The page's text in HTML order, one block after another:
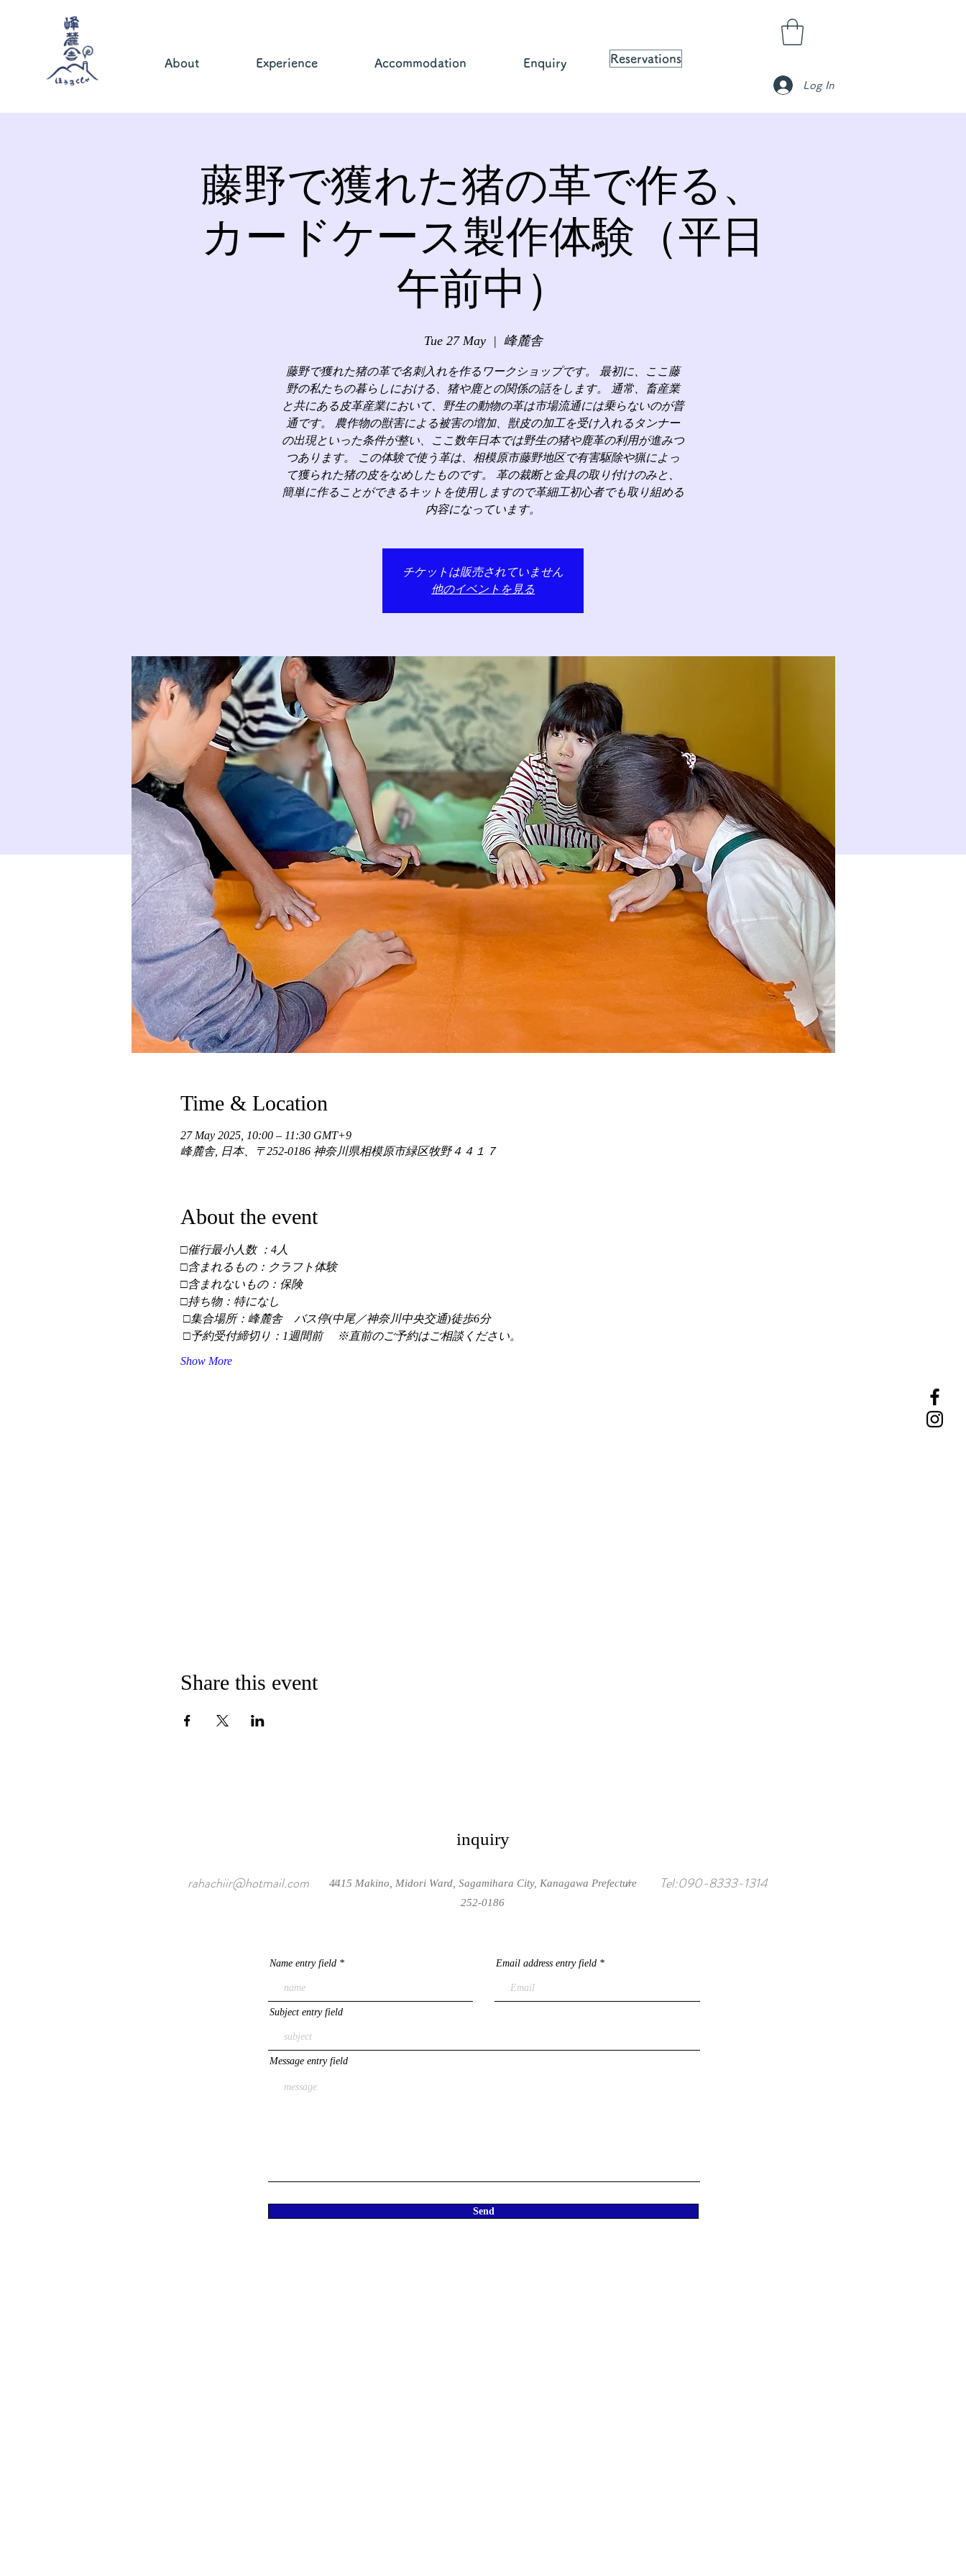
About Experience Accommodation Enquiry Reservations
Log In
藤野で獲れた猪の革で作る、
カードケース製作体験（平日
午前中）
Tue 27 May
  |
峰麓舎
藤野で獲れた猪の革で名刺入れを作るワークショップです。 最初に、ここ藤
野の私たちの暮らしにおける、猪や鹿との関係の話をします。 通常、畜産業
と共にある皮革産業において、野生の動物の革は市場流通には乗らないのが普
通です。 農作物の獣害による被害の増加、獣皮の加工を受け入れるタンナー
の出現といった条件が整い、ここ数年日本では野生の猪や鹿革の利用が進みつ
つあります。 この体験で使う革は、相模原市藤野地区で有害駆除や猟によっ
て獲られた猪の皮をなめしたものです。 革の裁断と金具の取り付けのみと、
簡単に作ることができるキットを使用しますので革細工初心者でも取り組める
内容になっています。
チケットは販売されていません
他のイベントを見る
Time & Location
27 May 2025, 10:00 – 11:30 GMT+9
峰麓舎, 日本、〒252-0186 神奈川県相模原市緑区牧野４４１７
About the event
□催行最小人数 ：4人
□含まれるもの：クラフト体験
□含まれないもの：保険
□持ち物：特になし
□集合場所：峰麓舎　バス停(中尾／神奈川中央交通)徒歩6分
□予約受付締切り：1週間前 　※直前のご予約はご相談ください。
Show More
Share this event
inquiry
rahachiir@hotmail.com /
4415 Makino, Midori Ward, Sagamihara City, Kanagawa Prefecture
252-0186
/ Tel:090-8333-1314
Name entry field Email address entry field
Subject entry field
Message entry field
Send